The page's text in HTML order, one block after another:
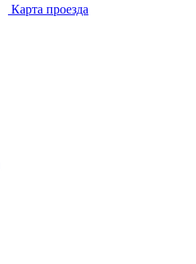
Карта проезда